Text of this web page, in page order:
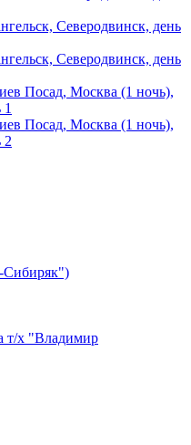
Северодвинск, день
Северодвинск, день
Посад, Москва (1 ночь),
Посад, Москва (1 ночь),
2
Сибиряк")
т/х "Владимир